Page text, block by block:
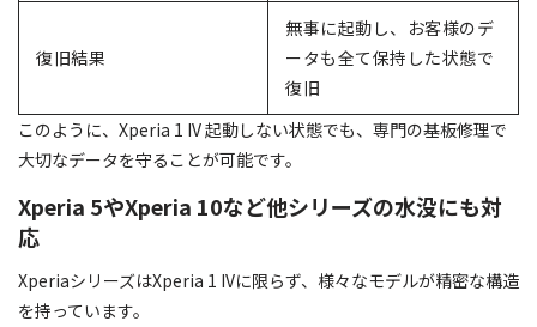
復旧結果
無事に起動し、お客様のデ
ータも全て保持した状態で
復旧
このように、Xperia 1 IV 起動しない状態でも、専門の基板修理で
大切なデータを守ることが可能です。
Xperia 5やXperia 10など他シリーズの水没にも対
応
XperiaシリーズはXperia 1 IVに限らず、様々なモデルが精密な構造
を持っています。